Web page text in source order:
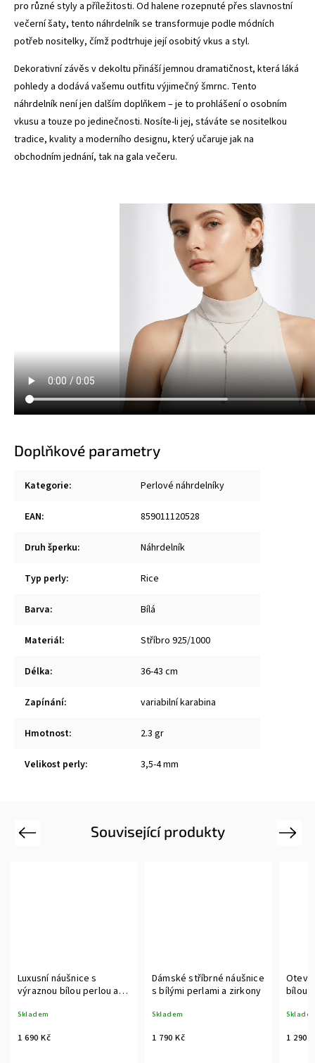
pro různé styly a příležitosti. Od halene rozepnuté přes slavnostní
večerní šaty, tento náhrdelník se transformuje podle módních
potřeb nositelky, čímž podtrhuje její osobitý vkus a styl.
Dekorativní závěs v dekoltu přináší jemnou dramatičnost, která láká
pohledy a dodává vašemu outfitu výjimečný šmrnc. Tento
náhrdelník není jen dalším doplňkem – je to prohlášení o osobním
vkusu a touze po jedinečnosti. Nosíte-li jej, stáváte se nositelkou
tradice, kvality a moderního designu, který učaruje jak na
obchodním jednání, tak na gala večeru.
Doplňkové parametry
Kategorie: Perlové náhrdelníky
EAN: 859011120528
Druh šperku: Náhrdelník
Typ perly: Rice
Barva: Bílá
Materiál: Stříbro 925/1000
Délka: 36-43 cm
Zapínání: variabilní karabina
Hmotnost: 2.3 gr
Velikost perly: 3,5-4 mm
Související produkty
Previous
Luxusní náušnice s
výraznou bílou perlou a
Skladem
1 690 Kč
Dámské stříbrné náušnice
s bílými perlami a zirkony
Skladem
1 790 Kč
bílou
1 290
Next